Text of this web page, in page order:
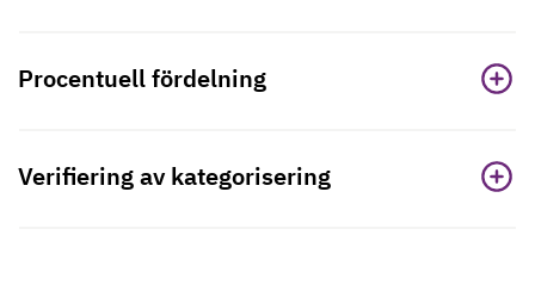
Procentuell fördelning
Verifiering av kategorisering